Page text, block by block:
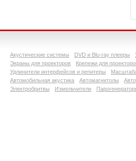
Акустические системы
DVD и Blu-ray плееры
Экраны для проекторов
Крепежи для
Удлинители интерфейсов и репитеры
Автомобильная акустика
Автомагнитолы
Электробритвы
Измельчители